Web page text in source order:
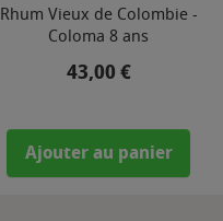
Rhum Vieux de Colombie -
Coloma 8 ans
Prix
43,00 €
Ajouter au panier